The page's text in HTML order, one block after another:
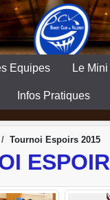
Equipes Le
Infos Pratiques
Tournoi Espoirs 2015
des cookies